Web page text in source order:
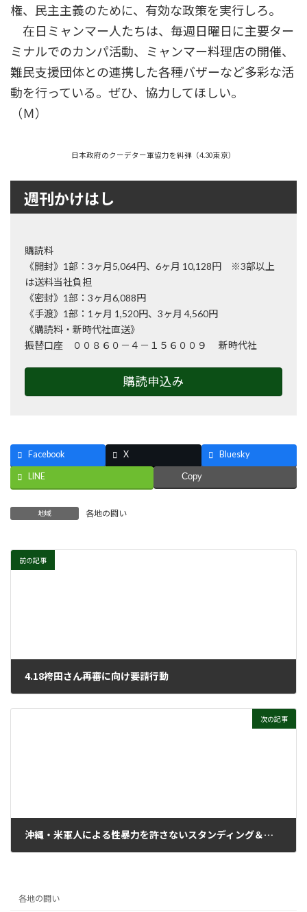
権、民主主義のために、有効な政策を実行しろ。
在日ミャンマー人たちは、毎週日曜日に主要ター
ミナルでのカンパ活動、ミャンマー料理店の開催、
難民支援団体との連携した各種バザーなど多彩な活
動を行っている。ぜひ、協力してほしい。
（Ｍ）
日本政府のクーデター軍協力を糾弾（4.30東京）
週刊かけはし
購読料
《開封》1部：3ヶ月5,064円、6ヶ月 10,128円 ※3部以上
は送料当社負担
《密封》1部：3ヶ月6,088円
《手渡》1部：1ヶ月 1,520円、3ヶ月 4,560円
《購読料・新時代社直送》
振替口座 ００８６０－４－１５６００９ 新時代社
購読申込み
Facebook X Bluesky
LINE Copy
地域 各地の闘い
前の記事
4.18袴田さん再審に向け要請行動
次の記事
沖縄・米軍人による性暴力を許さないスタンディング＆アピール
各地の闘い